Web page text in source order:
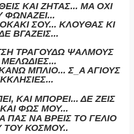
ΚΑΙ ΖΗΤΑΣ... ΜΑ ΟΧΙ
ΦΩΝΑΖΕΙ...
ΣΟΥ... ΚΛΟΥΘΑΣ ΚΙ
ΒΓΑΖΕΙΣ...
ΤΡΑΓΟΥΔΩ ΨΑΛΜΟΥΣ
ΜΕΛΩΔΙΕΣ...
ΜΠΛΙΟ... Σ_Α ΑΓΙΟΥΣ
ΚΑΙ ΜΠΟΡΕΙ... ΔΕ ΖΕΙΣ
ΦΩΣ ΜΟΥ...
ΠΑΣ ΝΑ ΒΡΕΙΣ ΤΟ ΓΕΛΙΟ
ΤΟΥ ΚΟΣΜΟΥ..